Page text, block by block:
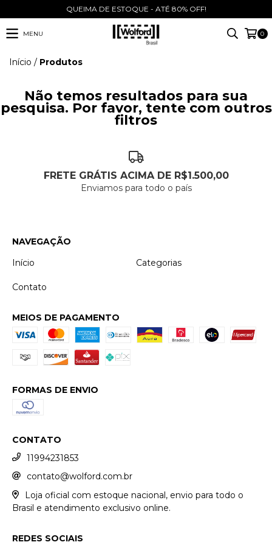
QUEIMA DE ESTOQUE - ATÉ 80% OFF!
MENU 0
Início / Produtos
Não temos resultados para sua
pesquisa. Por favor, tente com outros
filtros
FRETE GRÁTIS ACIMA DE R$1.500,00
Enviamos para todo o país
NAVEGAÇÃO
Início
Categorias
Contato
MEIOS DE PAGAMENTO
FORMAS DE ENVIO
CONTATO
11994231853
contato@wolford.com.br
Loja oficial com estoque nacional, envio para todo o
Brasil e atendimento exclusivo online.
REDES SOCIAIS